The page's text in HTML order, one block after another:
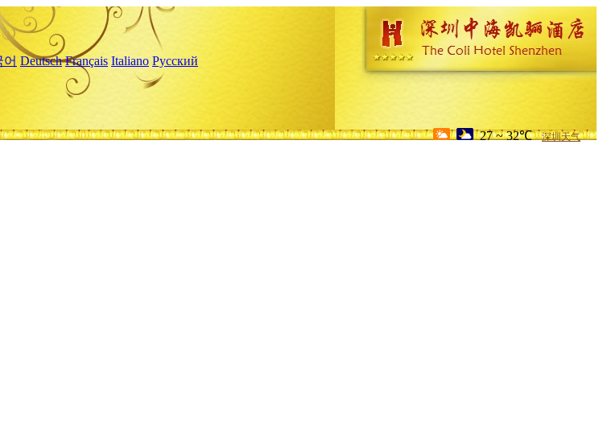
어 Deutsch Français Italiano Русский
27 ~ 32℃ 深圳天气